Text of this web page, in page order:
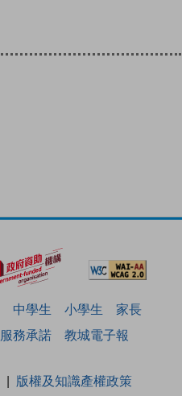
中學生 小學生
家長
服務承諾 教城電子報
版權及知識產權政策